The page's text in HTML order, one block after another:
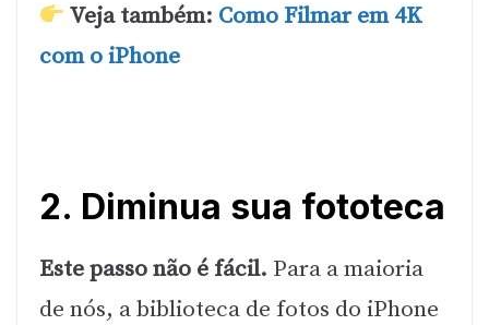
Veja também: Como Filmar em 4K
com o iPhone
2. Diminua sua fototeca
Este passo não é fácil. Para a maioria
de nós, a biblioteca de fotos do iPhone